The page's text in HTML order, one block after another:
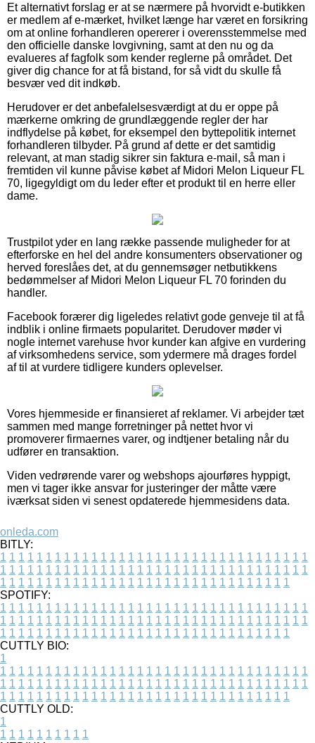
Et alternativt forslag er at se nærmere på hvorvidt e-butikken
er medlem af e-mærket, hvilket længe har været en forsikring
om at online forhandleren opererer i overensstemmelse med
den officielle danske lovgivning, samt at den nu og da
evalueres af fagfolk som kender reglerne på området. Det
giver dig chance for at få bistand, for så vidt du skulle få
besvær ved dit indkøb.
Herudover er det anbefalelsesværdigt at du er oppe på
mærkerne omkring de grundlæggende regler der har
indflydelse på købet, for eksempel den byttepolitik internet
forhandleren tilbyder. På grund af dette er det samtidig
relevant, at man stadig sikrer sin faktura e-mail, så man i
fremtiden vil kunne påvise købet af Midori Melon Liqueur FL
70, ligegyldigt om du leder efter et produkt til en herre eller
dame.
Trustpilot yder en lang række passende muligheder for at
efterforske en hel del andre konsumenters observationer og
herved foreslåes det, at du gennemsøger netbutikkens
bedømmelser af Midori Melon Liqueur FL 70 forinden du
handler.
Facebook forærer dig ligeledes relativt gode genveje til at få
indblik i online firmaets popularitet. Derudover møder vi
nogle internet varehuse hvor kunder kan afgive en vurdering
af virksomhedens service, som ydermere må drages fordel
af til at vurdere tidligere kunders oplevelser.
Vores hjemmeside er finansieret af reklamer. Vi arbejder tæt
sammen med mange forretninger på nettet hvor vi
promoverer firmaernes varer, og indtjener betaling når du
udfører en transaktion.
Viden vedrørende varer og webshops ajourføres hyppigt,
men vi tager ikke ansvar for justeringer der måtte være
iværksat siden vi senest opdaterede hjemmesidens data.
onleda.com
BITLY:
1 1 1 1 1 1 1 1 1 1 1 1 1 1 1 1 1 1 1 1 1 1 1 1 1 1 1 1 1 1 1 1 1 1
1 1 1 1 1 1 1 1 1 1 1 1 1 1 1 1 1 1 1 1 1 1 1 1 1 1 1 1 1 1 1 1 1 1
1 1 1 1 1 1 1 1 1 1 1 1 1 1 1 1 1 1 1 1 1 1 1 1 1 1 1 1 1 1 1 1
SPOTIFY:
1 1 1 1 1 1 1 1 1 1 1 1 1 1 1 1 1 1 1 1 1 1 1 1 1 1 1 1 1 1 1 1 1 1
1 1 1 1 1 1 1 1 1 1 1 1 1 1 1 1 1 1 1 1 1 1 1 1 1 1 1 1 1 1 1 1 1 1
1 1 1 1 1 1 1 1 1 1 1 1 1 1 1 1 1 1 1 1 1 1 1 1 1 1 1 1 1 1 1 1
CUTTLY BIO:
1
1 1 1 1 1 1 1 1 1 1 1 1 1 1 1 1 1 1 1 1 1 1 1 1 1 1 1 1 1 1 1 1 1 1
1 1 1 1 1 1 1 1 1 1 1 1 1 1 1 1 1 1 1 1 1 1 1 1 1 1 1 1 1 1 1 1 1 1
1 1 1 1 1 1 1 1 1 1 1 1 1 1 1 1 1 1 1 1 1 1 1 1 1 1 1 1 1 1 1 1
CUTTLY OLD:
1
1 1 1 1 1 1 1 1 1 1